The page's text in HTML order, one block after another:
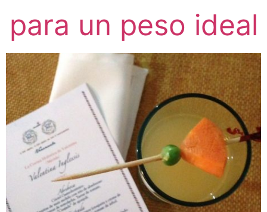
para un peso ideal